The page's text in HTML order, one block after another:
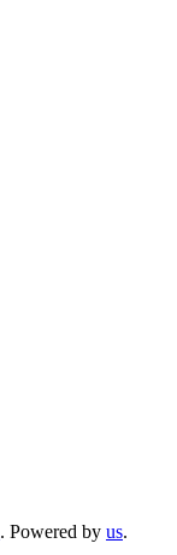
. Powered by us.